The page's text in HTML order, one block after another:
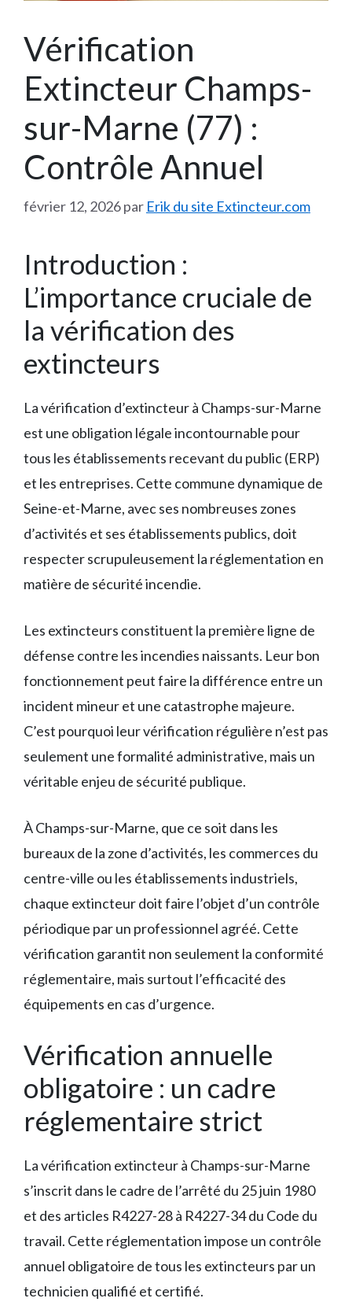
Vérification
Extincteur Champs-
sur-Marne (77) :
Contrôle Annuel
février 12, 2026par Erik du site Extincteur.com
Introduction :
L’importance cruciale de
la vérification des
extincteurs
La vérification d’extincteur à Champs-sur-Marne
est une obligation légale incontournable pour
tous les établissements recevant du public (ERP)
et les entreprises. Cette commune dynamique de
Seine-et-Marne, avec ses nombreuses zones
d’activités et ses établissements publics, doit
respecter scrupuleusement la réglementation en
matière de sécurité incendie.
Les extincteurs constituent la première ligne de
défense contre les incendies naissants. Leur bon
fonctionnement peut faire la différence entre un
incident mineur et une catastrophe majeure.
C’est pourquoi leur vérification régulière n’est pas
seulement une formalité administrative, mais un
véritable enjeu de sécurité publique.
À Champs-sur-Marne, que ce soit dans les
bureaux de la zone d’activités, les commerces du
centre-ville ou les établissements industriels,
chaque extincteur doit faire l’objet d’un contrôle
périodique par un professionnel agréé. Cette
vérification garantit non seulement la conformité
réglementaire, mais surtout l’efficacité des
équipements en cas d’urgence.
Vérification annuelle
obligatoire : un cadre
réglementaire strict
La vérification extincteur à Champs-sur-Marne
s’inscrit dans le cadre de l’arrêté du 25 juin 1980
et des articles R4227-28 à R4227-34 du Code du
travail. Cette réglementation impose un contrôle
annuel obligatoire de tous les extincteurs par un
technicien qualifié et certifié.